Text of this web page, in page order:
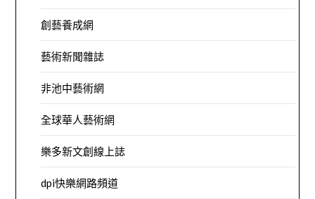
創藝養成網
藝術新聞雜誌
非池中藝術網
全球華人藝術網
樂多新文創線上誌
dpi快樂網路頻道